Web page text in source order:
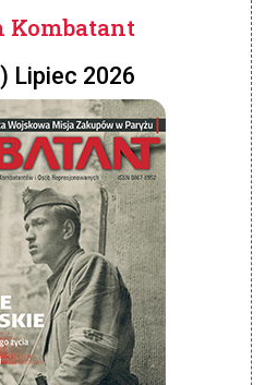
Kombatant
Lipiec 2026